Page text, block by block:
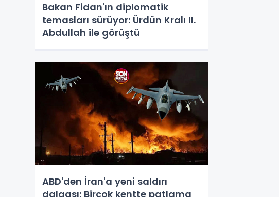
Bakan Fidan'ın diplomatik
temasları sürüyor: Ürdün Kralı II.
Abdullah ile görüştü
ABD'den İran'a yeni saldırı
dalgası: Birçok kentte patlama